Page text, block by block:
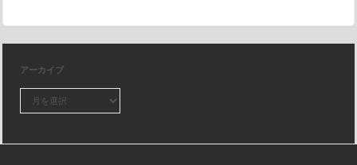
アーカイブ